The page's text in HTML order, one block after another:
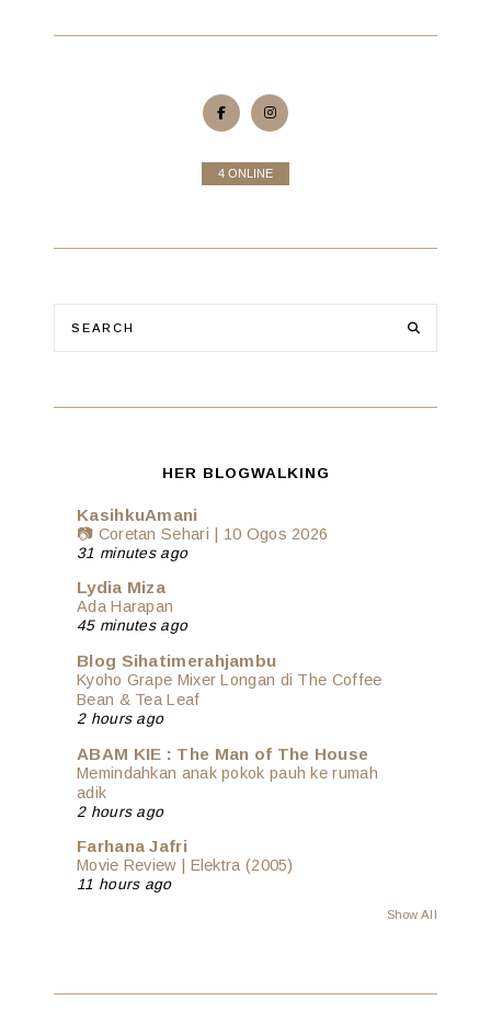
4 ONLINE
HER BLOGWALKING
KasihkuAmani
📷 Coretan Sehari | 10 Ogos 2026
31 minutes ago
Lydia Miza
Ada Harapan
45 minutes ago
Blog Sihatimerahjambu
Kyoho Grape Mixer Longan di The Coffee
Bean & Tea Leaf
2 hours ago
ABAM KIE : The Man of The House
Memindahkan anak pokok pauh ke rumah
adik
2 hours ago
Farhana Jafri
Movie Review | Elektra (2005)
11 hours ago
Show All